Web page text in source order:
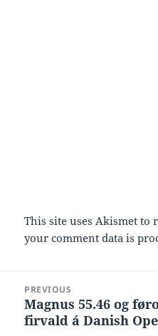
This site uses Akismet to
your comment data is
navigation
PREVIOUS
Previous
post:
Magnus 55.46 og
firvald á Danish